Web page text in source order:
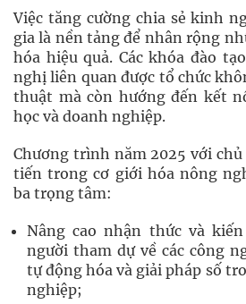
Việc tăng cường chia sẻ kinh
gia là nền tảng để nhân rộng
hóa hiệu quả. Các khóa đào
nghị liên quan được tổ chức
thuật mà còn hướng đến kết
học và doanh nghiệp.
Chương trình năm 2025 với chủ
tiến trong cơ giới hóa nông
ba trọng tâm:
Nâng cao nhận thức và
người tham dự về các công
tự động hóa và giải pháp số
nghiệp;